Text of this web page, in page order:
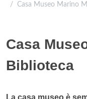
Casa Museo Marino
Casa
Biblioteca
La casa museo è